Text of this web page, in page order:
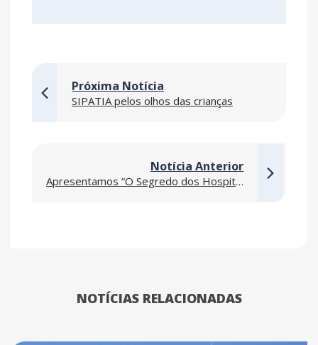
Próxima Notícia
SIPATIA pelos olhos das crianças
Notícia Anterior
Apresentamos “O Segredo dos Hospitais”, a edição especial do nosso gibi!
NOTÍCIAS RELACIONADAS